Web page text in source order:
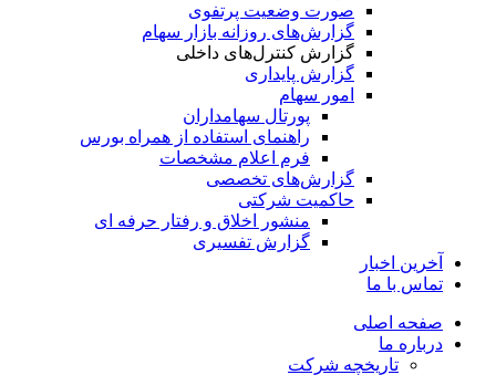
صورت وضعیت پرتفوی
گزارش‌های روزانه بازار سهام
گزارش کنترل‌های داخلی
گزارش پایداری
امور سهام
پورتال سهامداران
راهنمای استفاده از همراه بورس
فرم اعلام مشخصات
گزارش‌های تخصصی
حاکمیت شرکتی
منشور اخلاق و رفتار حرفه­ ای
گزارش تفسیری
آخرین اخبار
تماس با ما
صفحه اصلی
درباره ما
تاریخچه شرکت